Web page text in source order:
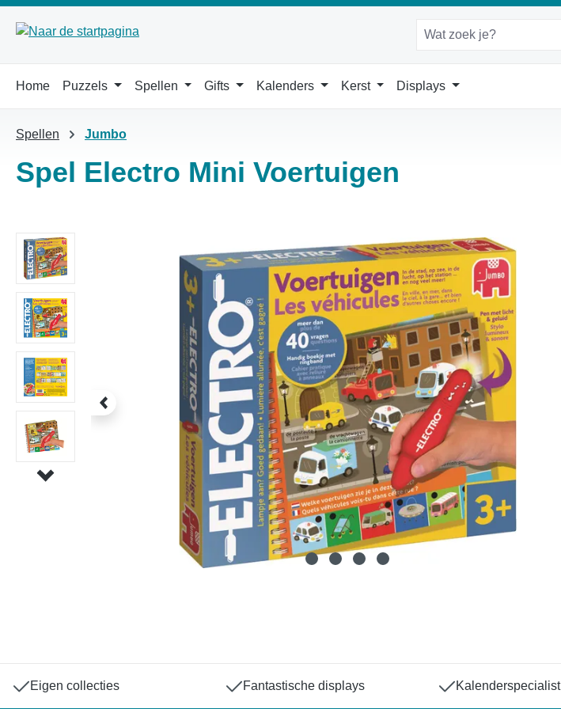
Home Puzzels Spellen Gifts Kalenders Kerst Displays
Spellen Jumbo
Spel Electro Mini Voertuigen
Eigen collecties Fantastische displays Kalenderspecialist